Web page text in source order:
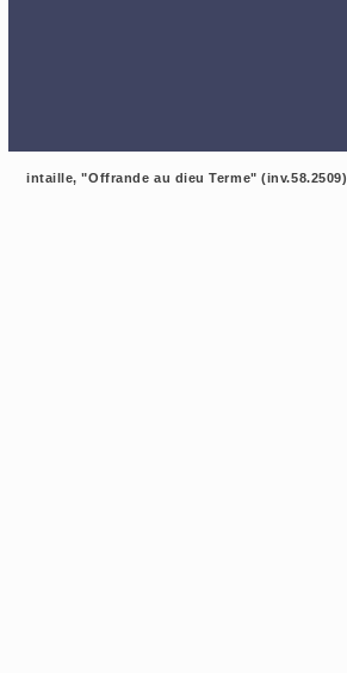
intaille, "Offrande au dieu Terme" (inv.58.2509)